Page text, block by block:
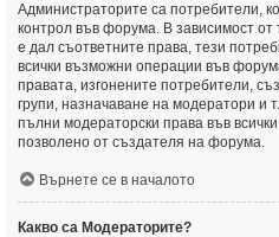
Администраторите са потребители,
контрол във форума. В зависимост
е дал съответните права, тези
всички възможни операции във
правата, изгонените потребители,
групи, назначаване на модератори и
пълни модераторски права във
позволено от създателя на форума.
Върнете се в началото
Какво са Модераторите?